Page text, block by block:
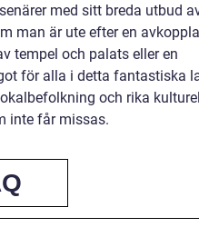
med sitt breda utbud
man är ute efter en
tempel och palats eller en
för alla i detta fantastiska
och rika
inte får missas.